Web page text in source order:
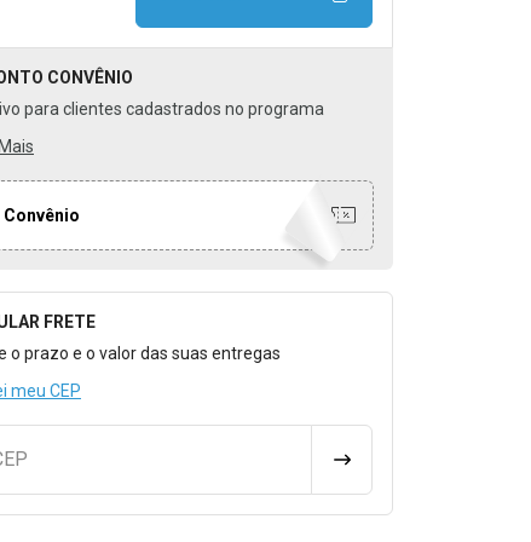
CONVÊNIO
para clientes cadastrados no programa
para Calcular o Frete
FRETE
o prazo e o valor das suas entregas
meu CEP
CALCULAR FRETE